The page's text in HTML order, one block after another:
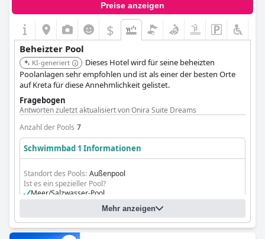
Preise anzeigen
$
Beheizter Pool
KI-generiert
Dieses Hotel wird für seine beheizten
Poolanlagen sehr empfohlen und ist als einer der besten Orte
auf Kreta für diese Annehmlichkeit gelistet.
Fragebogen
Antworten zuletzt aktualisiert von Onira Suite Dreams
Anzahl der Pools 7
Schwimmbad 1 Informationen
Standort des Pools: Außenpool
Ist es ein spezieller Pool?
Meer/Salzwasser-Pool
Infinity-Pool
Mehr anzeigen